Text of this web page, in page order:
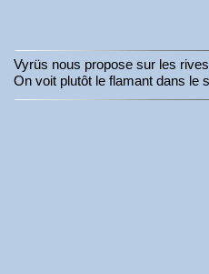
Vyrüs nous propose sur les
On voit plutôt le flamant dans le